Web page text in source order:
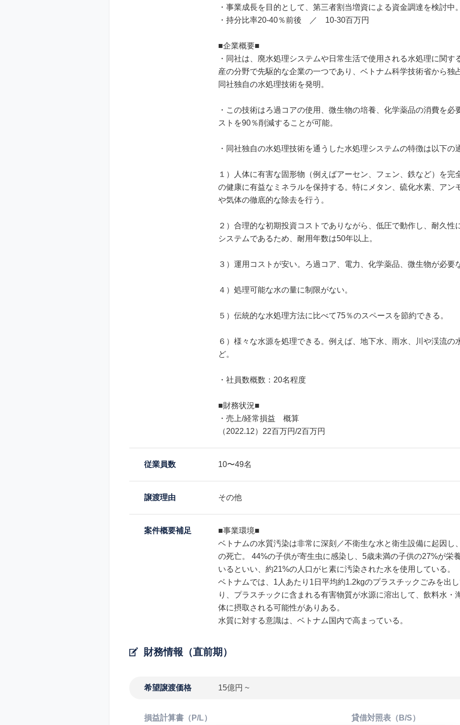
・事業成長を目的として、第三者割当増資による資金調達を検討中。
・持分比率20‐40％前後 ／ 10-30百万円
■企業概要■
・同社は、廃水処理システムや日常生活で使用される水処理に関す
産の分野で先駆的な企業の一つであり、ベトナム科学技術省から独
同社独自の水処理技術を発明。
・この技術はろ過コアの使用、微生物の培養、化学薬品の消費を必
ストを90％削減することが可能。
・同社独自の水処理技術を通うした水処理システムの特徴は以下の
１）人体に有害な固形物（例えばアーセン、フェン、鉄など）を完
の健康に有益なミネラルを保持する。特にメタン、硫化水素、アン
や気体の徹底的な除去を行う。
２）合理的な初期投資コストでありながら、低圧で動作し、耐久性
システムであるため、耐用年数は50年以上。
３）運用コストが安い。ろ過コア、電力、化学薬品、微生物が必要
４）処理可能な水の量に制限がない。
５）伝統的な水処理方法に比べて75％のスペースを節約できる。
６）様々な水源を処理できる。例えば、地下水、雨水、川や渓流の
ど。
・社員数概数：20名程度
■財務状況■
・売上/経常損益 概算
（2022.12）22百万円/2百万円
従業員数 10〜49名
譲渡理由 その他
案件概要補足
■事業環境■
ベトナムの水質汚染は非常に深刻／不衛生な水と衛生設備に起因し
の死亡。 44%の子供が寄生虫に感染し、5歳未満の子供の27%が栄
いるといい、約21%の人口がヒ素に汚染された水を使用している。
ベトナムでは、1人あたり1日平均約1.2kgのプラスチックごみを出
り、プラスチックに含まれる有害物質が水源に溶出して、飲料水・
体に摂取される可能性がありある。
水質に対する意識は、ベトナム国内で高まっている。
財務情報（直前期）
希望譲渡価格 15億円 ~
損益計算書（P/L） 貸借対照表（B/S）